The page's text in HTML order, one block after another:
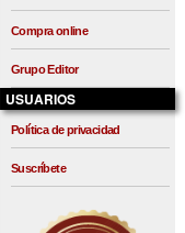
Compra online
Grupo Editor
USUARIOS
Política de privacidad
Suscríbete